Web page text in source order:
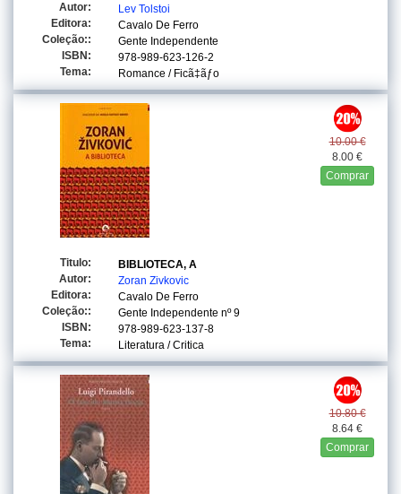
Autor:
Lev Tolstoi
Editora:
Cavalo De Ferro
Coleção::
Gente Independente
ISBN:
978-989-623-126-2
Tema:
Romance / Ficã‡ãƒo
10.00 €
8.00 €
Comprar
Titulo:
BIBLIOTECA, A
Autor:
Zoran Zivkovic
Editora:
Cavalo De Ferro
Coleção::
Gente Independente nº 9
ISBN:
978-989-623-137-8
Tema:
Literatura / Critica
10.80 €
8.64 €
Comprar